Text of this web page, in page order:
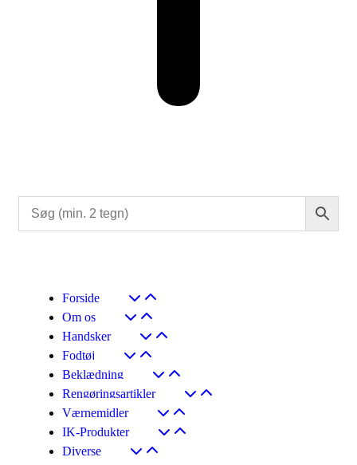
Forside
Om os
Handsker
Fodtøj
Beklædning
Rengøringsartikler
Værnemidler
IK-Produkter
Diverse